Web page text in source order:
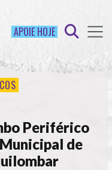
APOIE HOJE
Periférico
de